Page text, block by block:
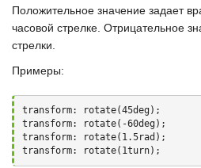
Положительное значение задает
часовой стрелке. Отрицательное
стрелки.
Примеры:
transform: rotate(45deg);
transform: rotate(-60deg);
transform: rotate(1.5rad);
transform: rotate(1turn);